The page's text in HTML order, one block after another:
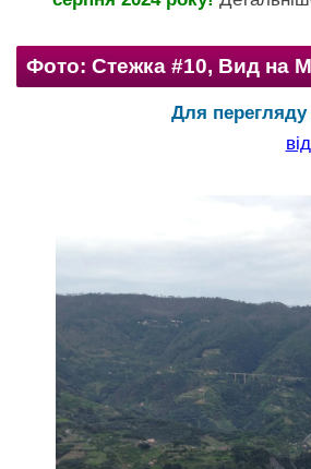
Фото: Стежка #10, Вид на
Для перегляду